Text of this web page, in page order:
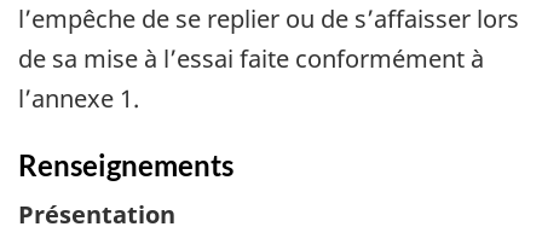
l’empêche de se replier ou de s’affaisser lors
de sa mise à l’essai faite conformément à
l’annexe 1.
Renseignements
Présentation